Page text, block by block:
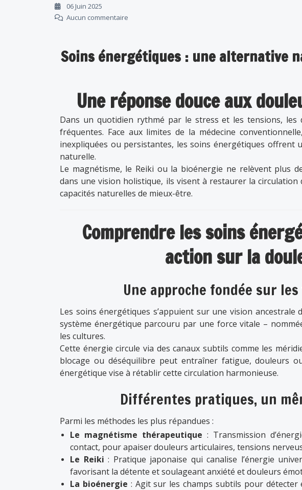
06 Juin 2025
Aucun commentaire
Soins énergétiques : une alternative
Une réponse douce aux
Dans un quotidien rythmé par le stress et les tensions, les
fréquentes. Face aux limites de la médecine
inexpliquées ou persistantes, les soins énergétiques offrent
naturelle.
Le magnétisme, le Reiki ou la bioénergie ne relèvent plus
dans une vision holistique, ils visent à restaurer la circulation
capacités naturelles de mieux-être.
Comprendre les soins
action sur la
Une approche fondée sur
Les soins énergétiques s’appuient sur une vision ancestrale
système énergétique parcouru par une force vitale –
les cultures.
Cette énergie circule via des canaux subtils comme les
blocage ou déséquilibre peut entraîner fatigue, douleurs
énergétique vise à rétablir cette circulation harmonieuse.
Différentes pratiques, un
Parmi les méthodes les plus répandues :
Le magnétisme thérapeutique : Transmission
contact, pour apaiser douleurs articulaires, tensions
Le Reiki : Pratique japonaise qui canalise l’énergie
favorisant la détente et soulageant anxiété et douleurs
La bioénergie : Agit sur les champs subtils pour